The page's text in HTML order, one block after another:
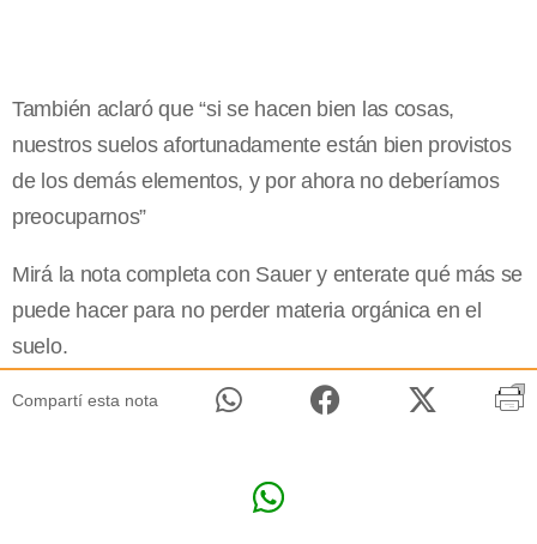
También aclaró que “si se hacen bien las cosas,
nuestros suelos afortunadamente están bien provistos
de los demás elementos, y por ahora no deberíamos
preocuparnos”
Mirá la nota completa con Sauer y enterate qué más se
puede hacer para no perder materia orgánica en el
suelo.
Compartí esta nota